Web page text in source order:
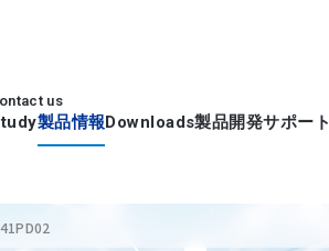
us
製品情報Downloads製品開発サポート